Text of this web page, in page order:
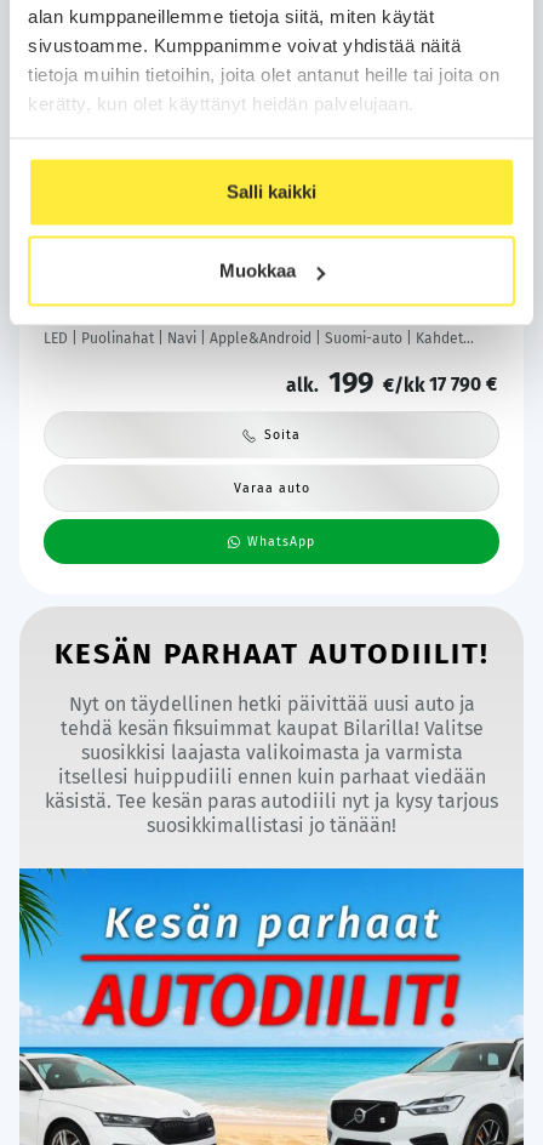
alan kumppaneillemme tietoja siitä, miten käytät
sivustoamme. Kumppanimme voivat yhdistää näitä
tietoja muihin tietoihin, joita olet antanut heille tai joita on
kerätty, kun olet käyttänyt heidän palvelujaan.
Salli kaikki
Muokkaa
Kotiintoimitus
Kia Ceed 2020
Tuusula
LED | Puolinahat | Navi | Apple&Android | Suomi-auto | Kahdet
alk. 199 €/kk17 790 €
Soita
Varaa auto
WhatsApp
KESÄN PARHAAT AUTODIILIT!
Nyt on täydellinen hetki päivittää uusi auto ja
tehdä kesän fiksuimmat kaupat Bilarilla! Valitse
suosikkisi laajasta valikoimasta ja varmista
itsellesi huippudiili ennen kuin parhaat viedään
käsistä. Tee kesän paras autodiili nyt ja kysy tarjous
suosikkimallistasi jo tänään!